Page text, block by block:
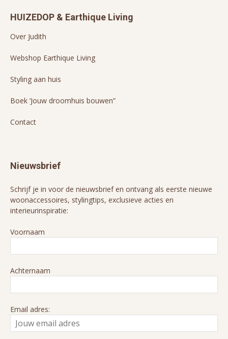
HUIZEDOP & Earthique Living
Over Judith
Webshop Earthique Living
Styling aan huis
Boek ‘Jouw droomhuis bouwen”
Contact
Nieuwsbrief
Schrijf je in voor de nieuwsbrief en ontvang als eerste nieuwe
woonaccessoires, stylingtips, exclusieve acties en
interieurinspiratie:
Voornaam
Achternaam
Email adres: